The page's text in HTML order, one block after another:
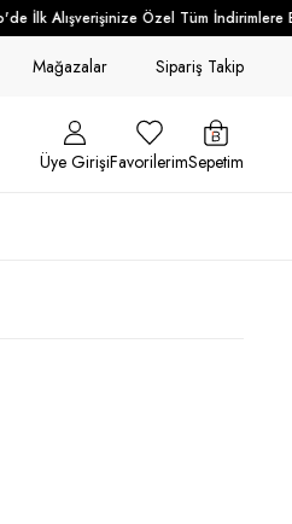
İlk Alışverişinize Özel Tüm İndirimlere
Mağazalar Sipariş Takip
Üye GirişiFavorilerimSepetim